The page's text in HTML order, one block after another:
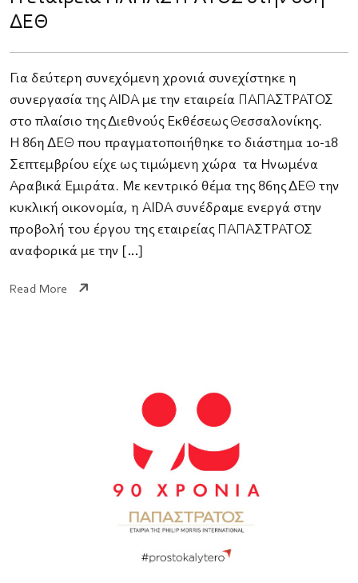
ΔΕΘ
Για δεύτερη συνεχόμενη χρονιά συνεχίστηκε η
συνεργασία της AIDA με την εταιρεία ΠΑΠΑΣΤΡΑΤΟΣ
στο πλαίσιο της Διεθνούς Εκθέσεως Θεσσαλονίκης. ​
Η 86η ΔΕΘ που πραγματοποιήθηκε το διάστημα 10-18
Σεπτεμβρίου είχε ως τιμώμενη χώρα τα Ηνωμένα
Αραβικά Εμιράτα. Με κεντρικό θέμα της 86ης ΔΕΘ την
κυκλική οικονομία, η AIDA συνέδραμε ενεργά στην
προβολή του έργου της εταιρείας ΠΑΠΑΣΤΡΑΤΟΣ
αναφορικά με την […]
Read More